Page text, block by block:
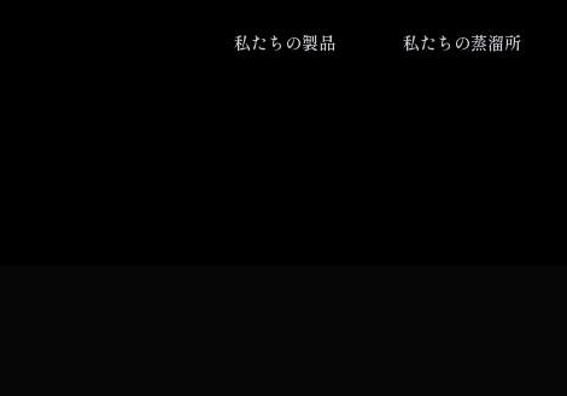
私たちの製品 私たちの蒸溜所